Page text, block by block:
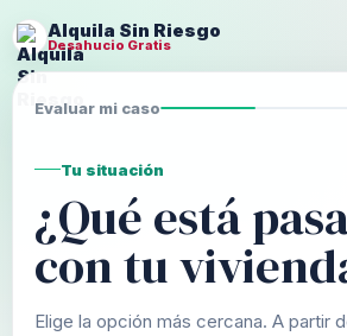
Alquila Sin Riesgo
Desahucio Gratis
Evaluar mi caso
Tu situación
¿Qué está
con tu
Elige la opción más cercana. A partir